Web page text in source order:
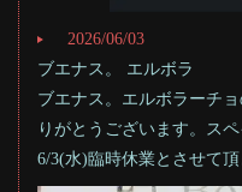
2026/06/03
ブエナス。 エルボラ
ブエナス。エルボラーチ
りがとうございます。ス
6/3(水)臨時休業とさせて